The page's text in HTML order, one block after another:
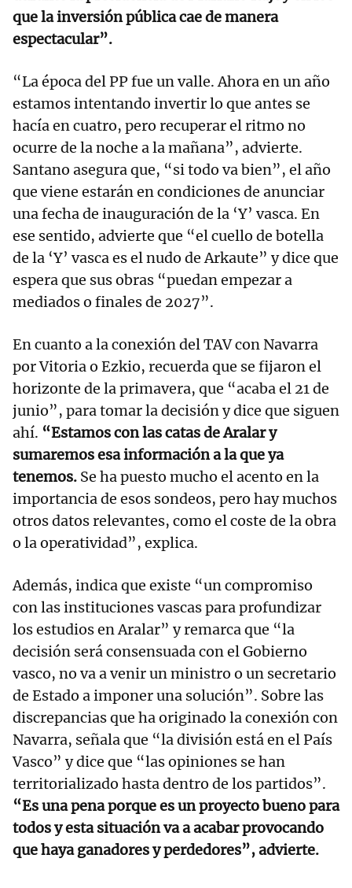
que la inversión pública cae de manera
espectacular”.
“La época del PP fue un valle. Ahora en un año
estamos intentando invertir lo que antes se
hacía en cuatro, pero recuperar el ritmo no
ocurre de la noche a la mañana”, advierte.
Santano asegura que, “si todo va bien”, el año
que viene estarán en condiciones de anunciar
una fecha de inauguración de la ‘Y’ vasca. En
ese sentido, advierte que “el cuello de botella
de la ‘Y’ vasca es el nudo de Arkaute” y dice que
espera que sus obras “puedan empezar a
mediados o finales de 2027”.
En cuanto a la conexión del TAV con Navarra
por Vitoria o Ezkio, recuerda que se fijaron el
horizonte de la primavera, que “acaba el 21 de
junio”, para tomar la decisión y dice que siguen
ahí. “Estamos con las catas de Aralar y
sumaremos esa información a la que ya
tenemos. Se ha puesto mucho el acento en la
importancia de esos sondeos, pero hay muchos
otros datos relevantes, como el coste de la obra
o la operatividad”, explica.
Además, indica que existe “un compromiso
con las instituciones vascas para profundizar
los estudios en Aralar” y remarca que “la
decisión será consensuada con el Gobierno
vasco, no va a venir un ministro o un secretario
de Estado a imponer una solución”. Sobre las
discrepancias que ha originado la conexión con
Navarra, señala que “la división está en el País
Vasco” y dice que “las opiniones se han
territorializado hasta dentro de los partidos”.
“Es una pena porque es un proyecto bueno para
todos y esta situación va a acabar provocando
que haya ganadores y perdedores”, advierte.